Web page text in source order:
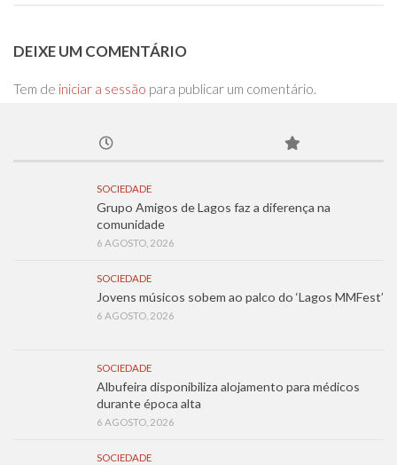
DEIXE UM COMENTÁRIO
Tem de iniciar a sessão para publicar um comentário.
SOCIEDADE
Grupo Amigos de Lagos faz a diferença na
comunidade
6 AGOSTO, 2026
SOCIEDADE
Jovens músicos sobem ao palco do ‘Lagos MMFest’
6 AGOSTO, 2026
SOCIEDADE
Albufeira disponibiliza alojamento para médicos
durante época alta
6 AGOSTO, 2026
SOCIEDADE